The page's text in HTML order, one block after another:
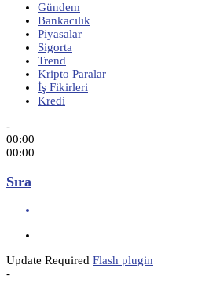
Gündem
Bankacılık
Piyasalar
Sigorta
Trend
Kripto Paralar
İş Fikirleri
Kredi
-
00:00
00:00
Sıra
Update Required Flash plugin
-